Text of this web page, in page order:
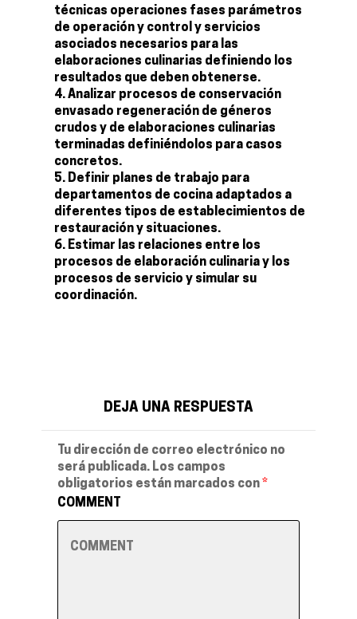
técnicas operaciones fases parámetros
de operación y control y servicios
asociados necesarios para las
elaboraciones culinarias definiendo los
resultados que deben obtenerse.
Analizar procesos de conservación
envasado regeneración de géneros
crudos y de elaboraciones culinarias
terminadas definiéndolos para casos
concretos.
Definir planes de trabajo para
departamentos de cocina adaptados a
diferentes tipos de establecimientos de
restauración y situaciones.
Estimar las relaciones entre los
procesos de elaboración culinaria y los
procesos de servicio y simular su
coordinación.
DEJA UNA RESPUESTA
Tu dirección de correo electrónico no
será publicada. Los campos
obligatorios están marcados con *
COMMENT